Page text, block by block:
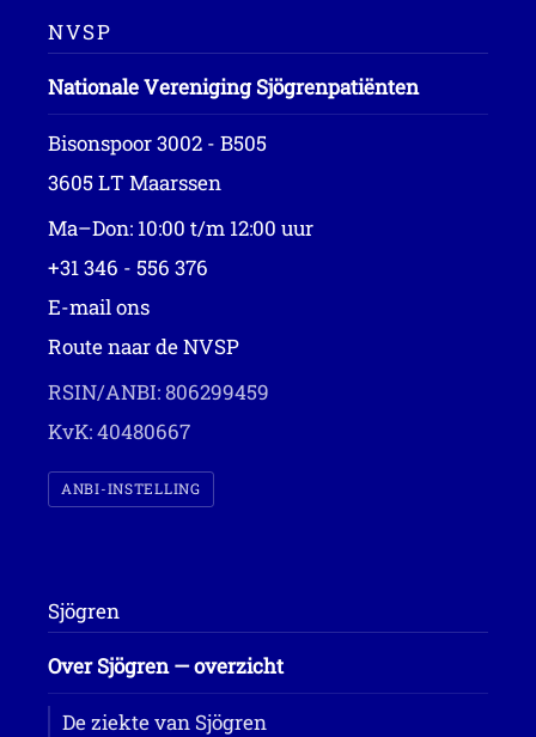
NVSP
Nationale Vereniging Sjögrenpatiënten
Bisonspoor 3002 - B505
3605 LT Maarssen
Ma–Don: 10:00 t/m 12:00 uur
+31 346 - 556 376
E-mail ons
Route naar de NVSP
RSIN/ANBI: 806299459
KvK: 40480667
ANBI-INSTELLING
Sjögren
Over Sjögren — overzicht
De ziekte van Sjögren